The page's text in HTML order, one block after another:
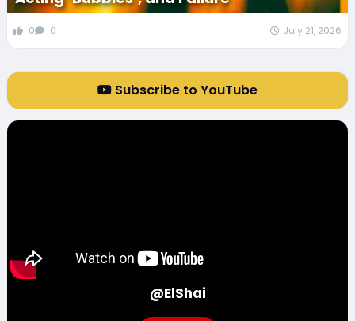
0 0 July 21, 2026
Subscribe to YouTube
@ElShai